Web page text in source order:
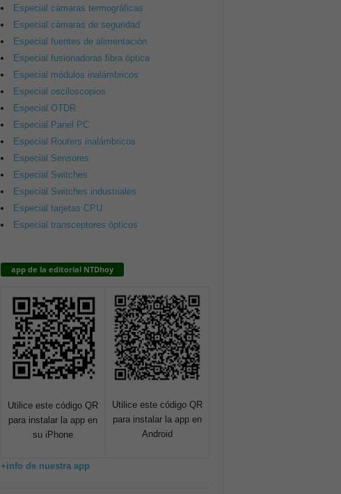
Especial cámaras termográficas
Especial cámaras de seguridad
Especial fuentes de alimentación
Especial fusionadoras fibra óptica
Especial módulos inalámbricos
Especial osciloscopios
Especial OTDR
Especial Panel PC
Especial Routers inalámbricos
Especial Sensores
Especial Switches
Especial Switches industriales
Especial tarjetas CPU
Especial transceptores ópticos
app de la editorial NTDhoy
Utilice este código QR
para instalar la app en
su iPhone
Utilice este código QR
para instalar la app en
Android
+info de nuestra app